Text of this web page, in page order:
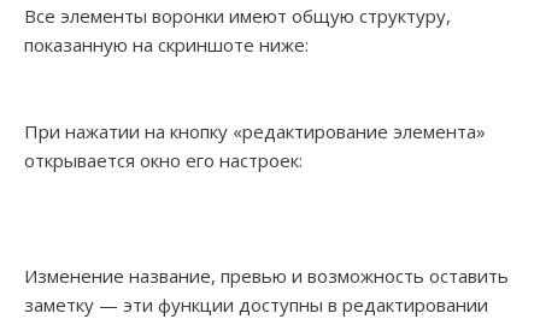
Все элементы воронки имеют общую структуру,
показанную на скриншоте ниже:
При нажатии на кнопку «редактирование элемента»
открывается окно его настроек:
Изменение название, превью и возможность оставить
заметку — эти функции доступны в редактировании